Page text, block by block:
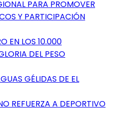
PARA PROMOVER
Y PARTICIPACIÓN
EN LOS 10.000
DEL PESO
GÉLIDAS DE EL
REFUERZA A DEPORTIVO